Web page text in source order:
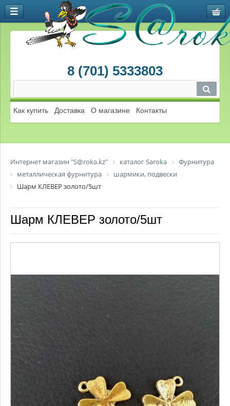
8 (701) 5333803
Как купить Доставка О магазине Контакты
Интернет магазин "S@roka.kz" каталог Saroka
Фурнитура
металлическая фурнитура
шармики, подвески
Шарм КЛЕВЕР золото/5шт
Шарм КЛЕВЕР золото/5шт